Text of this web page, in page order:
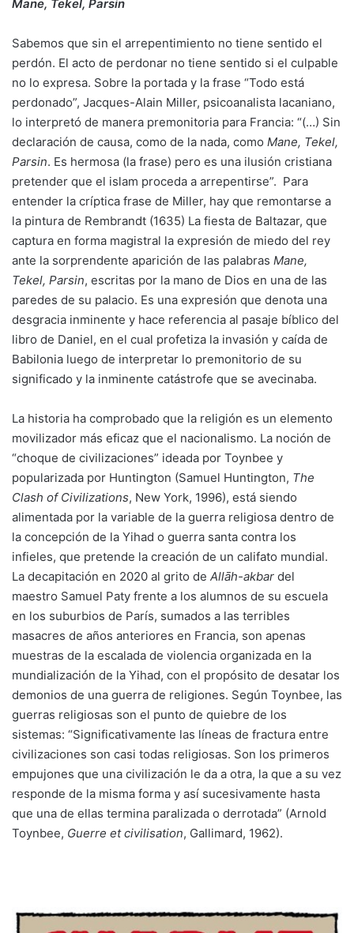
Mane, Tekel, Parsin
Sabemos que sin el arrepentimiento no tiene sentido el
perdón. El acto de perdonar no tiene sentido si el culpable
no lo expresa. Sobre la portada y la frase “Todo está
perdonado”, Jacques-Alain Miller, psicoanalista lacaniano,
lo interpretó de manera premonitoria para Francia: “(…) Sin
declaración de causa, como de la nada, como Mane, Tekel,
Parsin. Es hermosa (la frase) pero es una ilusión cristiana
pretender que el islam proceda a arrepentirse”. Para
entender la críptica frase de Miller, hay que remontarse a
la pintura de Rembrandt (1635) La fiesta de Baltazar, que
captura en forma magistral la expresión de miedo del rey
ante la sorprendente aparición de las palabras Mane,
Tekel, Parsin, escritas por la mano de Dios en una de las
paredes de su palacio. Es una expresión que denota una
desgracia inminente y hace referencia al pasaje bíblico del
libro de Daniel, en el cual profetiza la invasión y caída de
Babilonia luego de interpretar lo premonitorio de su
significado y la inminente catástrofe que se avecinaba.
La historia ha comprobado que la religión es un elemento
movilizador más eficaz que el nacionalismo. La noción de
“choque de civilizaciones” ideada por Toynbee y
popularizada por Huntington (Samuel Huntington, The
Clash of Civilizations, New York, 1996), está siendo
alimentada por la variable de la guerra religiosa dentro de
la concepción de la Yihad o guerra santa contra los
infieles, que pretende la creación de un califato mundial.
La decapitación en 2020 al grito de Allāh-akbar del
maestro Samuel Paty frente a los alumnos de su escuela
en los suburbios de París, sumados a las terribles
masacres de años anteriores en Francia, son apenas
muestras de la escalada de violencia organizada en la
mundialización de la Yihad, con el propósito de desatar los
demonios de una guerra de religiones. Según Toynbee, las
guerras religiosas son el punto de quiebre de los
sistemas: “Significativamente las líneas de fractura entre
civilizaciones son casi todas religiosas. Son los primeros
empujones que una civilización le da a otra, la que a su vez
responde de la misma forma y así sucesivamente hasta
que una de ellas termina paralizada o derrotada” (Arnold
Toynbee, Guerre et civilisation, Gallimard, 1962).